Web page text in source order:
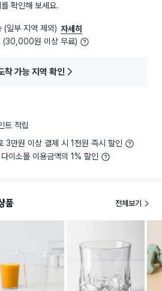
확인해 보세요.
(일부 지역 제외) 자세히
(30,000원 이상 무료)
착 가능 지역 확인
트 적립
3만원 이상 결제 시 1천원 즉시 할인
이소몰 이용금액의 1% 할인
품 전체보기